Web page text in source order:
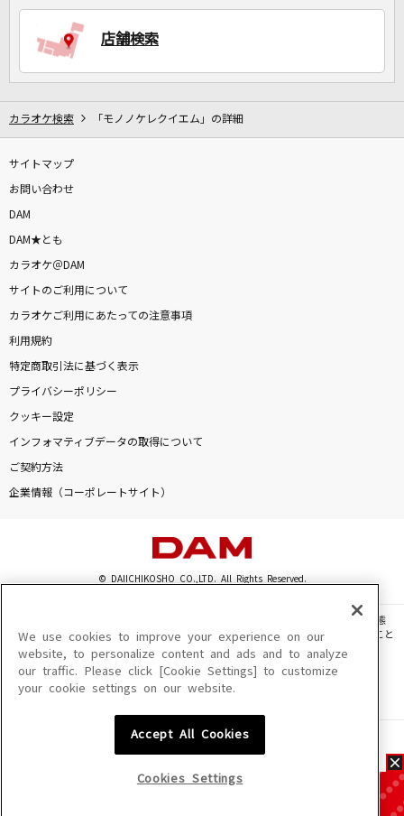
カラオケをもっと楽しもう！
店舗検索
カラオケ検索 「モノノケレクイエム」の詳細
サイトマップ
お問い合わせ
DAM
DAM★とも
カラオケ＠DAM
サイトのご利用について
カラオケご利用にあたっての注意事項
利用規約
特定商取引法に基づく表示
プライバシーポリシー
クッキー設定
インフォマティブデータの取得について
ご契約方法
企業情報（コーポレートサイト）
© DAIICHIKOSHO CO.,LTD. All Rights Reserved.
このサイトに掲載されている一切の文章・画像・写真・動画・音声等を、手段や形態
を問わず、著作権法の定める範囲を超えて無断で複製、転載、ファイル化などすること
を禁じます。
楽曲及びコンテンツは、機種によりご利用いただけない場合があります。
楽曲及びコンテンツの配信日、配信内容が変更になる場合があります。
We use cookies to improve your experience on our
website, to personalize content and ads and to analyze
our traffic. Please click [Cookie Settings] to customize
your cookie settings on our website.
Accept All Cookies
Cookies Settings